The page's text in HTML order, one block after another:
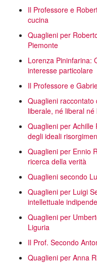
Il Professore e
cucina
Quaglieni per
Piemonte
Lorenza Pininfarina:
interesse particolare
Il Professore e
Quaglieni
liberale, né liberal né
Quaglieni per Achille
degli ideali
Quaglieni per Ennio
ricerca della verità
Quaglieni secondo
Quaglieni per Luigi
intellettuale
Quaglieni per
Liguria
Il Prof. Secondo
Quaglieni per Anna